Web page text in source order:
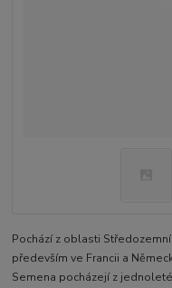
Pochází z oblasti
především ve Francii a
Semena pocházejí z